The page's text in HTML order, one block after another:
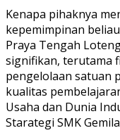
Kenapa pihaknya
kepemimpinan
Praya Tengah
signifikan, terutama
pengelolaan satuan
kualitas
Usaha dan Dunia
Starategi SMK